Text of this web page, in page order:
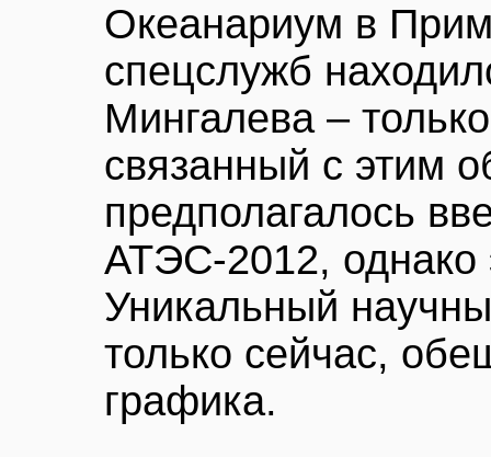
Океанариум в
спецслужб
Мингалева –
связанный с этим
предполагалось
АТЭС-2012, однако
Уникальный
только сейчас,
графика.